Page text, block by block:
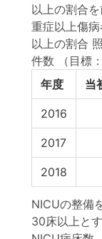
以上の割合
重症以上傷
以上の割合
件数
（目標
年度
当
2016
2017
2018
NICUの整備
30床以上と